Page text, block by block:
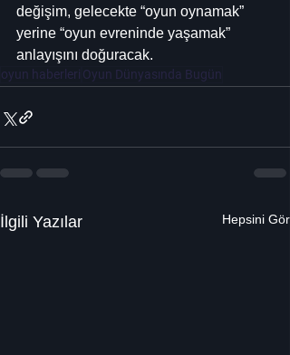
değişim, gelecekte “oyun oynamak”
yerine “oyun evreninde yaşamak”
anlayışını doğuracak.
oyun haberleri Oyun Dünyasında Bugün
İlgili Yazılar Hepsini Gör